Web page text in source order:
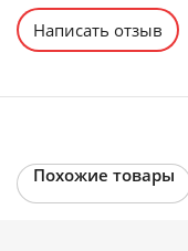
Написать отзыв
Похожие товары